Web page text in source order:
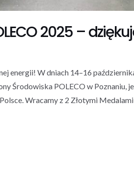
2025 –
energii! W dniach 14–16
Środowiska POLECO w Poznaniu,
Wracamy z 2 Złotymi